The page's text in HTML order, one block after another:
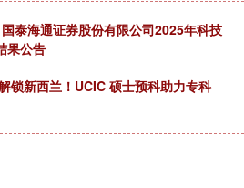
泰海通证券股份有限公司2025年科技
果公告
锁新西兰！UCIC 硕士预科助力专科